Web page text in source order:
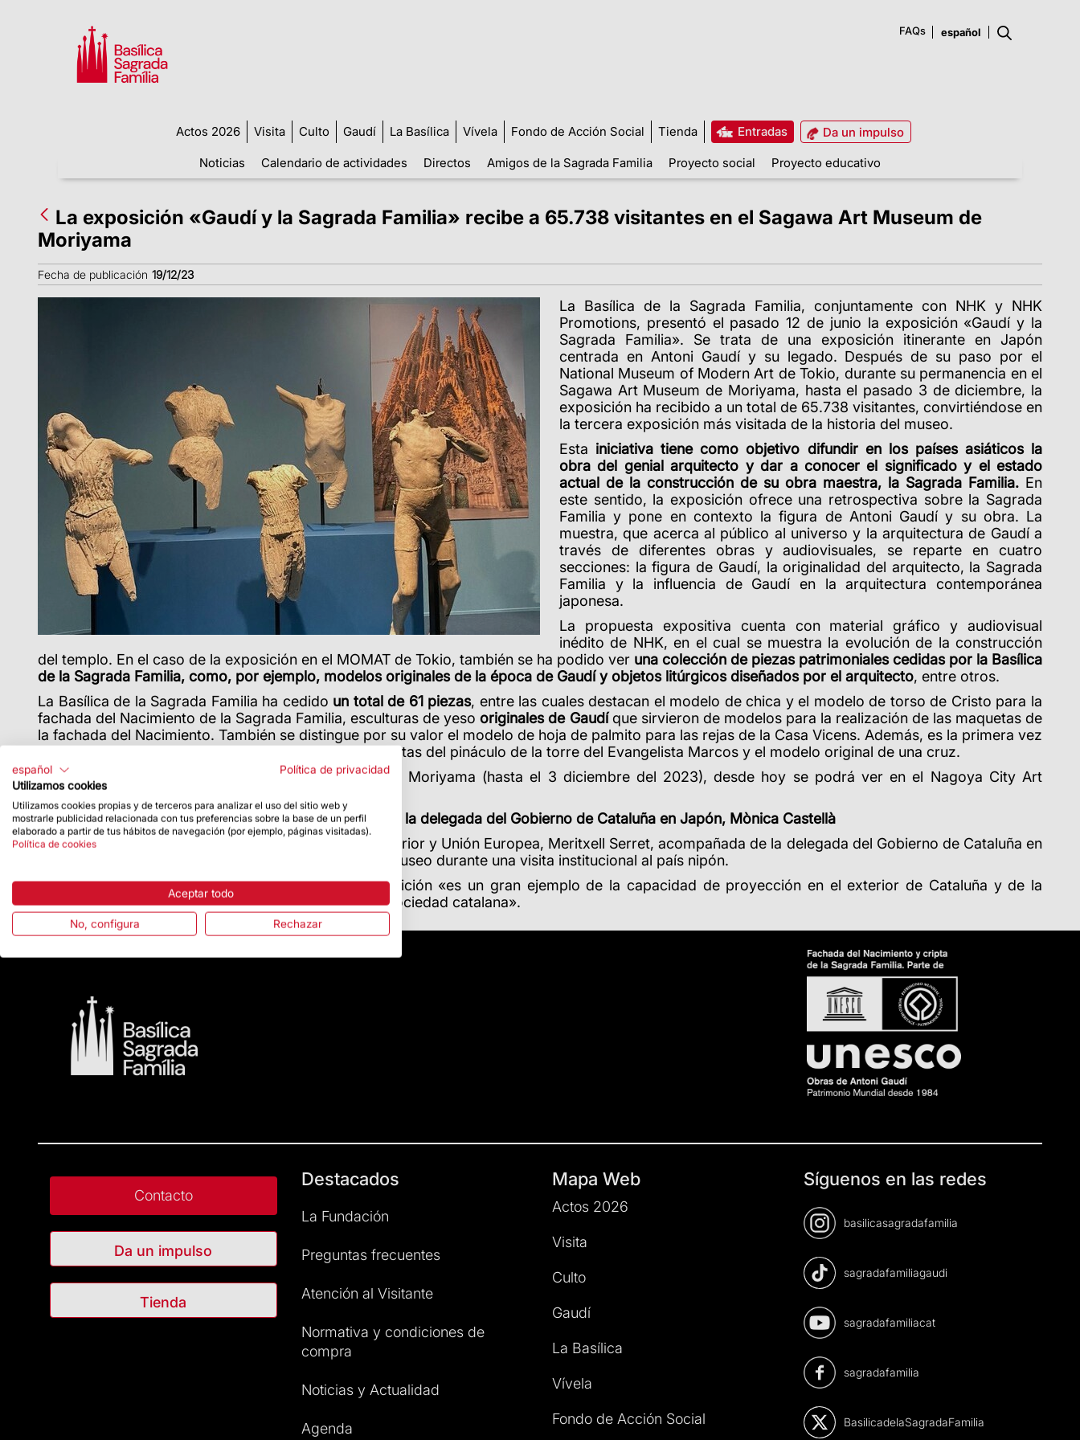
FAQs
Actos 2026 Visita Culto Gaudí La Basílica Vívela Fondo de Acción Social Tienda Entradas
Da un impulso
Noticias
Calendario de actividades Directos Amigos de la Sagrada Familia Proyecto social Proyecto educativo
La exposición «Gaudí y la Sagrada Familia» recibe a 65.738 visitantes en el Sagawa Art Museum de
Moriyama
Fecha de publicación 19/12/23
La Basílica de la Sagrada Familia, conjuntamente con NHK y NHK
Promotions, presentó el pasado 12 de junio la exposición «Gaudí y la
Sagrada Familia». Se trata de una exposición itinerante en Japón
centrada en Antoni Gaudí y su legado. Después de su paso por el
National Museum of Modern Art de Tokio, durante su permanencia en el
Sagawa Art Museum de Moriyama, hasta el pasado 3 de diciembre, la
exposición ha recibido a un total de 65.738 visitantes, convirtiéndose en
la tercera exposición más visitada de la historia del museo.
Esta iniciativa tiene como objetivo difundir en los países asiáticos la
obra del genial arquitecto y dar a conocer el significado y el estado
actual de la construcción de su obra maestra, la Sagrada Familia. En
este sentido, la exposición ofrece una retrospectiva sobre la Sagrada
Familia y pone en contexto la figura de Antoni Gaudí y su obra. La
muestra, que acerca al público al universo y la arquitectura de Gaudí a
través de diferentes obras y audiovisuales, se reparte en cuatro
secciones: la figura de Gaudí, la originalidad del arquitecto, la Sagrada
Familia y la influencia de Gaudí en la arquitectura contemporánea
japonesa.
La propuesta expositiva cuenta con material gráfico y audiovisual
inédito de NHK, en el cual se muestra la evolución de la construcción
del templo. En el caso de la exposición en el MOMAT de Tokio, también se ha podido ver una colección de piezas patrimoniales cedidas por la Basílica
de la Sagrada Familia, como, por ejemplo, modelos originales de la época de Gaudí y objetos litúrgicos diseñados por el arquitecto, entre otros.
La Basílica de la Sagrada Familia ha cedido un total de 61 piezas, entre las cuales destacan el modelo de chica y el modelo de torso de Cristo para la
fachada del Nacimiento de la Sagrada Familia, esculturas de yesooriginales de Gaudíque sirvieron de modelos para la realización de las maquetas de
la fachada del Nacimiento. También se distingue por su valor el modelo de hoja de palmito para las rejas de la Casa Vicens. Además, es la primera vez
que se exponen fuera de la Sagrada Familia las maquetas del pináculo de la torre del Evangelista Marcos y el modelo original de una cruz.
Después de su paso por el Sagawa Art Museum de Moriyama (hasta el 3 diciembre del 2023), desde hoy se podrá ver en el Nagoya City Art
Muesum (hasta el 10 de marzo del 2024).
Visita a la exposición de la consejera Meritxell Serret y la delegada del Gobierno de Cataluña en Japón, Mònica Castellà
El pasado 2 de diciembre, la consejera de Acción Exterior y Unión Europea, Meritxell Serret, acompañada de la delegada del Gobierno de Cataluña en
Japón, Mònica Castellà, asistió a la exposición en el museo durante una visita institucional al país nipón.
Durante la visita, la consejera remarcó que la exposición «es un gran ejemplo de la capacidad de proyección en el exterior de Cataluña y de la
diplomacia cultural que realizamos el conjunto de la sociedad catalana».
Contacto
Da un impulso
Tienda
Destacados
La Fundación
Preguntas frecuentes
Atención al Visitante
Normativa y condiciones de
compra
Noticias y Actualidad
Agenda
Mapa Web
Actos 2026
Visita
Culto
Gaudí
La Basílica
Vívela
Fondo de Acción Social
Síguenos en las redes
basilicasagradafamilia
sagradafamiliagaudi
sagradafamiliacat
sagradafamilia
BasilicadelaSagradaFamilia
español
Política de privacidad
Utilizamos cookies
Utilizamos cookies propias y de terceros para analizar el uso del sitio web y
mostrarle publicidad relacionada con tus preferencias sobre la base de un perfil
elaborado a partir de tus hábitos de navegación (por ejemplo, páginas visitadas).
Política de cookies
Aceptar todo
No, configura Rechazar